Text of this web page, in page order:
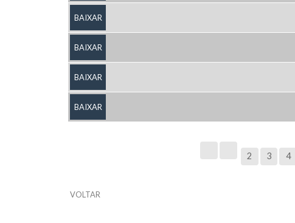
BAIXAR
BAIXAR
BAIXAR
BAIXAR
2 3 4
VOLTAR